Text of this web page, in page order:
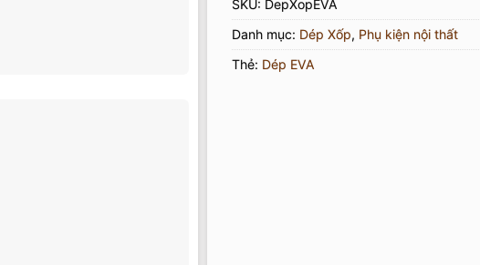
SKU: DepXopEVA
Danh mục: Dép Xốp, Phụ kiện nội thất
Thẻ: Dép EVA